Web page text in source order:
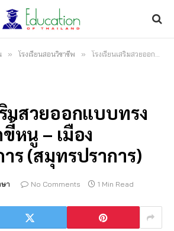
» โรงเรียนสอนวิชาชีพ » โรงเรียนเสริมสวยออกแบบทรงผมเล็กพริกขี้หนู – เมืองสมุทรปราการ (สมุทรปราการ)
ริมสวยออกแบบทรง
หนู – เมือง
ร (สมุทรปราการ)
า No Comments 1 Min Read